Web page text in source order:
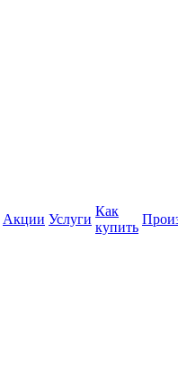
Акции Услуги
Как
купить